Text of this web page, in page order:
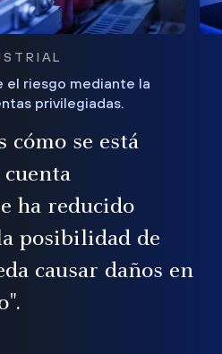
el riesgo mediante la
privilegiadas.
cómo se está
ha reducido
posibilidad de
causar daños en